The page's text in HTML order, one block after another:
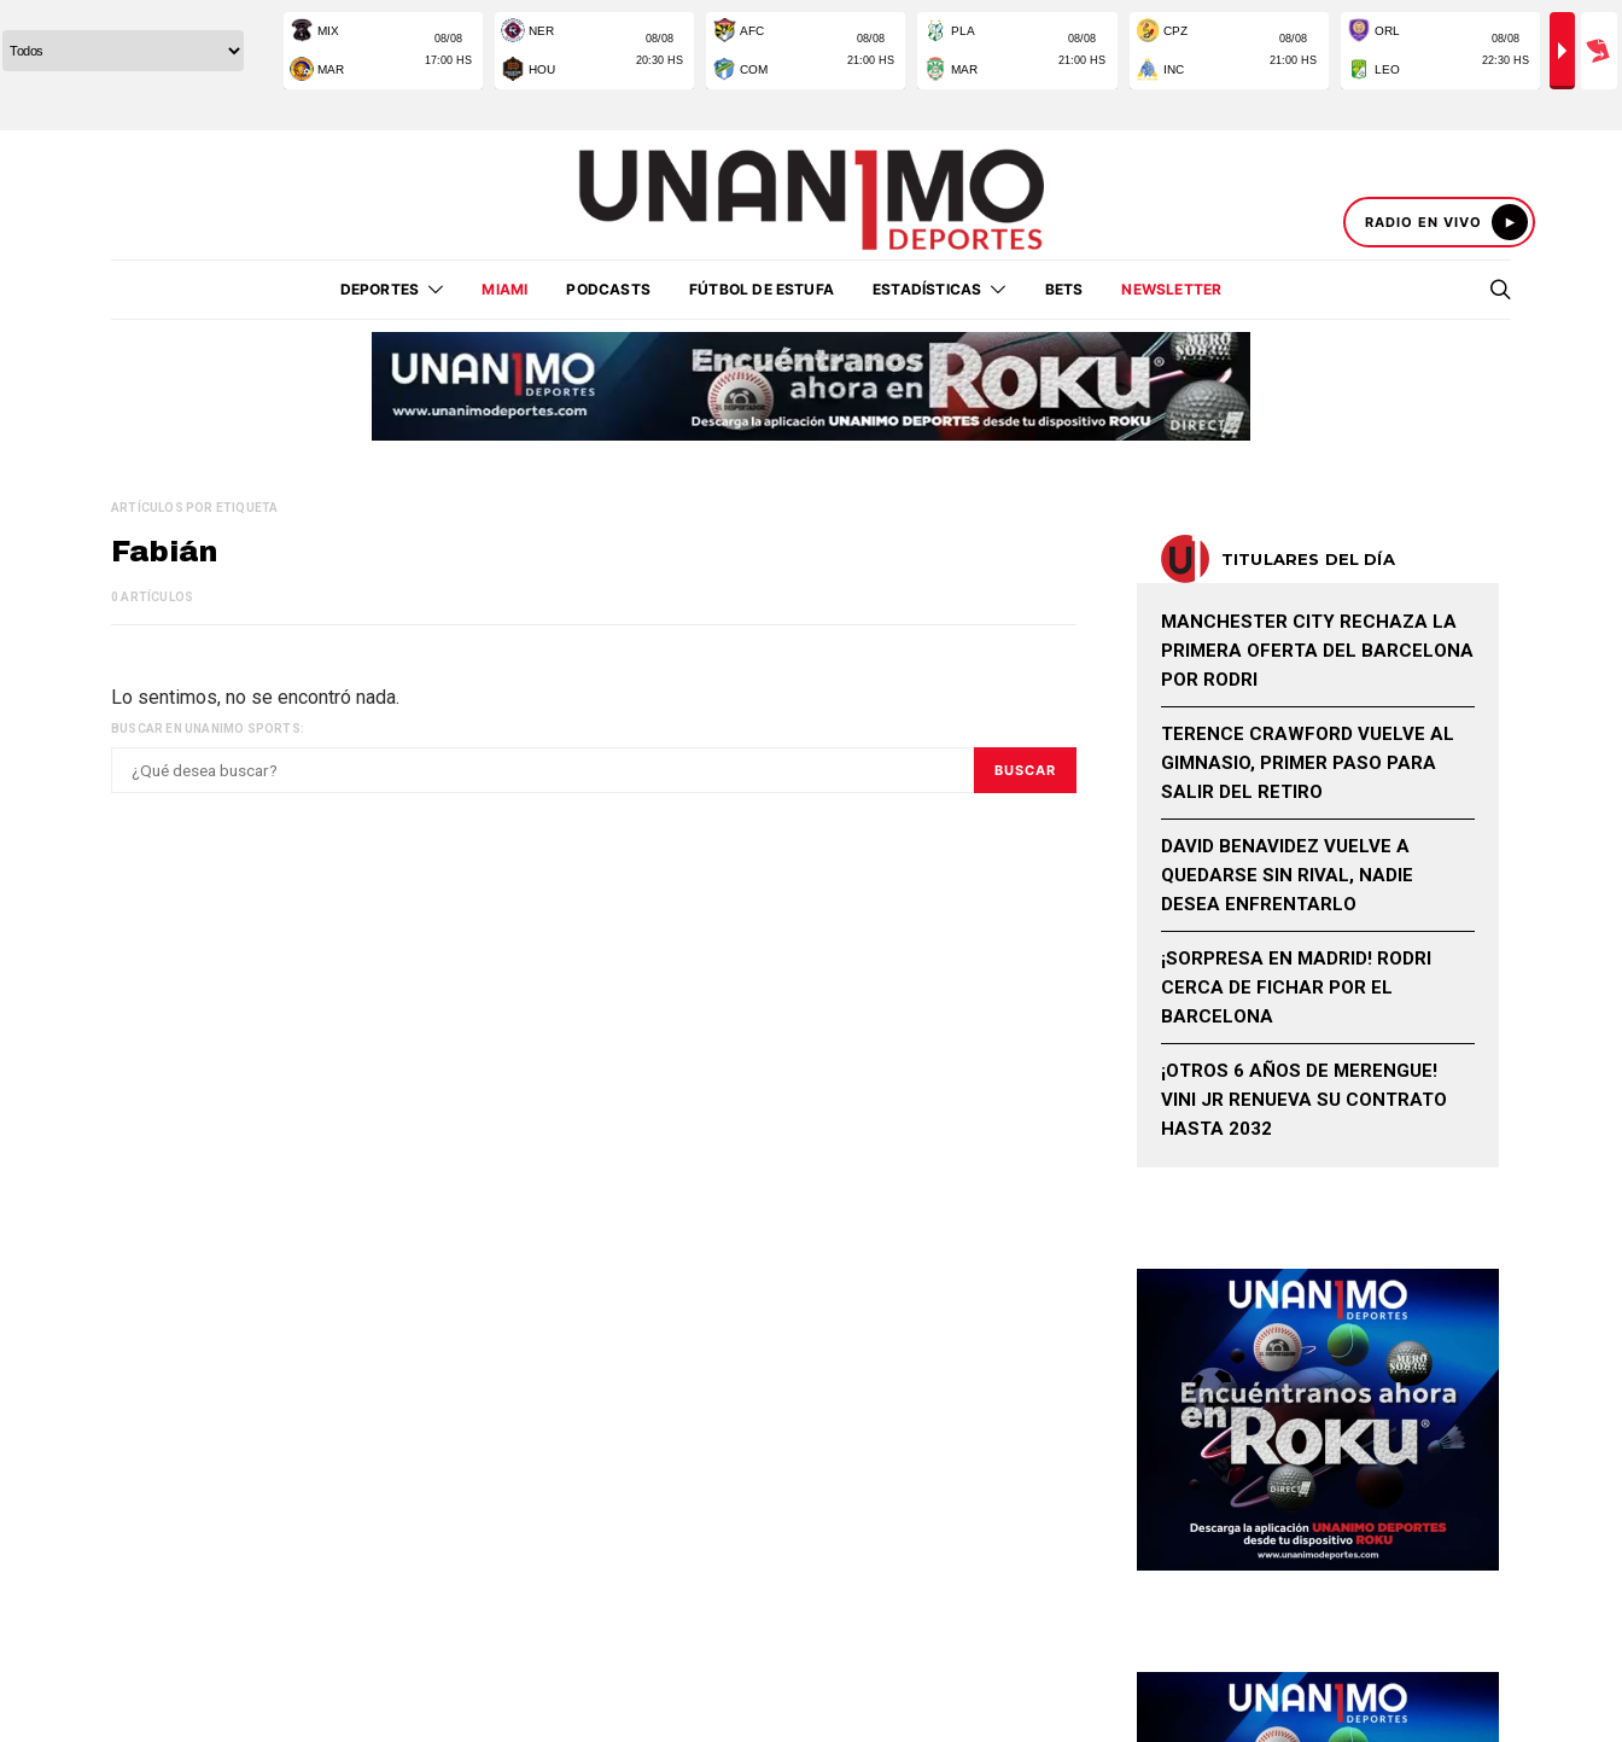
RADIO EN VIVO
DEPORTES MIAMI PODCASTS FÚTBOL DE ESTUFA ESTADÍSTICAS BETS NEWSLETTER
ARTÍCULOS POR ETIQUETA
Fabián
0 ARTÍCULOS
Lo sentimos, no se encontró nada.
BUSCAR EN UNANIMO SPORTS:
BUSCAR
TITULARES DEL DÍA
MANCHESTER CITY RECHAZA LA
PRIMERA OFERTA DEL BARCELONA
POR RODRI
TERENCE CRAWFORD VUELVE AL
GIMNASIO, PRIMER PASO PARA
SALIR DEL RETIRO
DAVID BENAVIDEZ VUELVE A
QUEDARSE SIN RIVAL, NADIE
DESEA ENFRENTARLO
¡SORPRESA EN MADRID! RODRI
CERCA DE FICHAR POR EL
BARCELONA
¡OTROS 6 AÑOS DE MERENGUE!
VINI JR RENUEVA SU CONTRATO
HASTA 2032